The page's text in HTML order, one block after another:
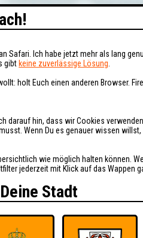
Safari. Ich habe jetzt mehr als lang
gibt keine zuverlässige Lösung
holt Euch einen anderen Browser.
darauf hin, dass wir Cookies
Wenn Du es genauer wissen
wie möglich halten können.
jederzeit mit Klick auf das Wappen
Stadt